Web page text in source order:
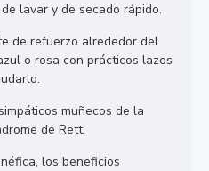
lavar y de secado rápido.
de refuerzo alrededor del
o rosa con prácticos lazos
muñecos de la
de Rett.
los beneficios